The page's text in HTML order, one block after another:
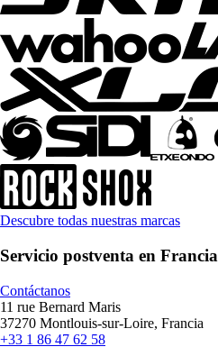
Descubre todas nuestras marcas
Servicio postventa en Francia
Contáctanos
11 rue Bernard Maris
37270 Montlouis-sur-Loire, Francia
+33 1 86 47 62 58